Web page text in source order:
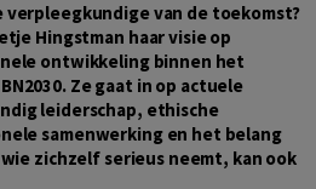
verpleegkundige van de toekomst?
Hingstman haar visie op
ontwikkeling binnen het
Ze gaat in op actuele
leiderschap, ethische
samenwerking en het belang
zichzelf serieus neemt, kan ook